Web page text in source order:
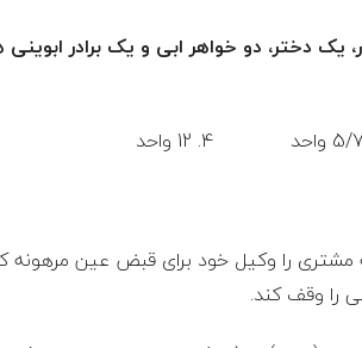
یک دختر، دو خواهر ابی و یک برادر
را وقف کند.